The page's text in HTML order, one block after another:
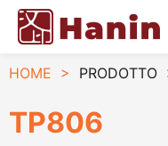
HOME > PRODOTTO
TP806